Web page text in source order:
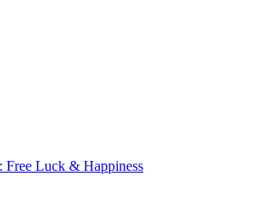
Free Luck & Happiness